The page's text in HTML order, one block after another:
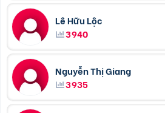
Lê Hữu Lộc
3940
Nguyễn Thị Giang
3935